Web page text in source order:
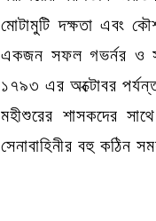
মোটামুটি দক্ষতা এবং
একজন সফল গভর্নর ও
১৭৯৩ এর অক্টোবর
মহীশুরের শাসকদের
সেনাবাহিনীর বহু কঠিন